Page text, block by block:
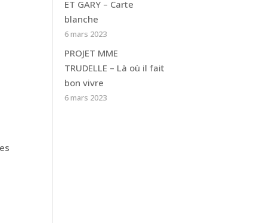
ET GARY – Carte
blanche
6 mars 2023
PROJET MME
TRUDELLE – Là où il fait
bon vivre
6 mars 2023